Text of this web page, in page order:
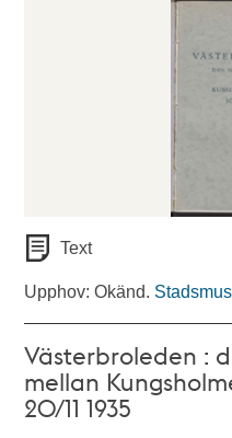
Text
Upphov: Okänd.
Västerbroleden :
mellan
20/11 1935